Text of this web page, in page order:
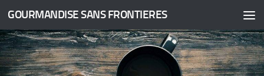
Skip to content
GOURMANDISE SANS FRONTIERES